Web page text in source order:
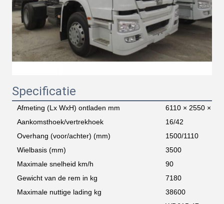
Specificatie
Afmeting (Lx WxH) ontladen mm
6110 × 2550 ×
Aankomsthoek/vertrekhoek
16/42
Overhang (voor/achter) (mm)
1500/1110
Wielbasis (mm)
3500
Maximale snelheid km/h
90
Gewicht van de rem in kg
7180
Maximale nuttige lading kg
38600